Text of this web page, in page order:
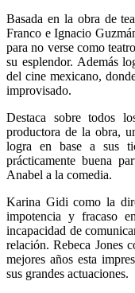
Basada en la obra de
Franco e Ignacio
para no verse como
su esplendor. Además
del cine mexicano,
improvisado.
Destaca sobre todos
productora de la obra,
logra en base a sus
prácticamente buena
Anabel a la comedia.
Karina Gidi como la
impotencia y fracaso
incapacidad de
relación. Rebeca Jones
mejores años esta
sus grandes actuaciones.